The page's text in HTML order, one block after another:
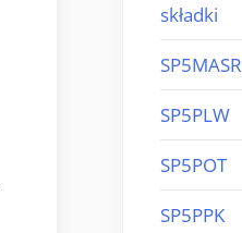
składki
SP5MASR
SP5PLW
SP5POT
SP5PPK